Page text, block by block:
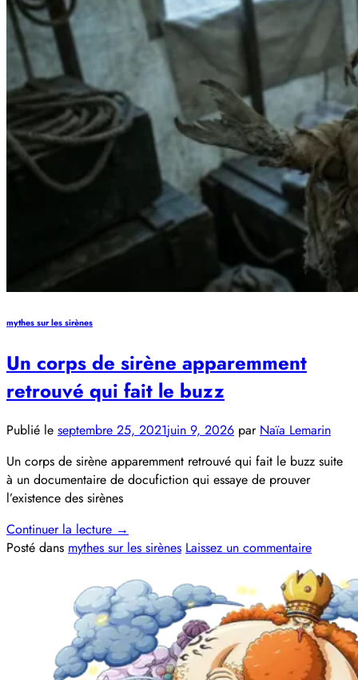
Retour à la boutique
mythes sur les sirènes
Un corps de sirène apparemment
retrouvé qui fait le buzz
Publié le septembre 25, 2021juin 9, 2026 par Naïa Lemarin
Un corps de sirène apparemment retrouvé qui fait le buzz suite
à un documentaire de docufiction qui essaye de prouver
l’existence des sirènes
Continuer la lecture →
Posté dans mythes sur les sirènes Laissez un commentaire